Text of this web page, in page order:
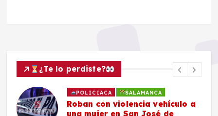
¿Te lo perdiste?
POLICIACA SALAMANCA
Roban con violencia vehículo a
una mujer en San José de